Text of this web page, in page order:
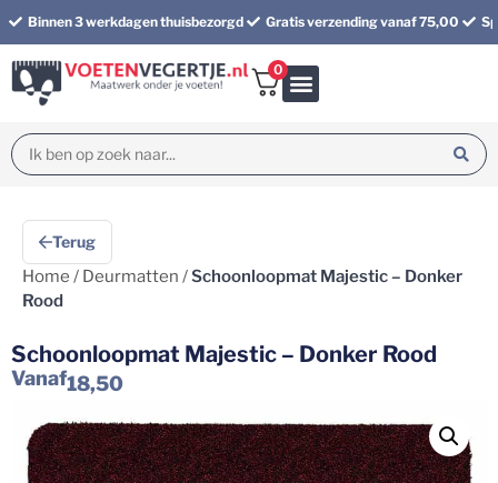
Binnen 3 werkdagen thuisbezorgd Gratis verzending vanaf 75,00
0
Terug
Home / Deurmatten /Schoonloopmat Majestic – Donker
Rood
Schoonloopmat Majestic – Donker Rood
Vanaf18,50